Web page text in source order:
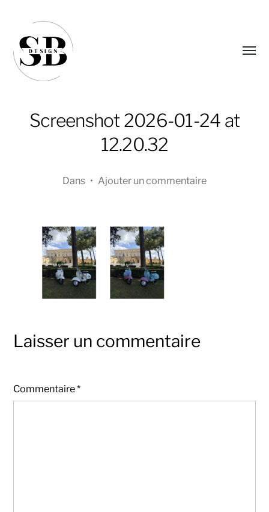
Sandra
Boucher
Screenshot 2026-01-24 at
12.20.32
Dans • Ajouter un commentaire
Laisser un commentaire
Commentaire*